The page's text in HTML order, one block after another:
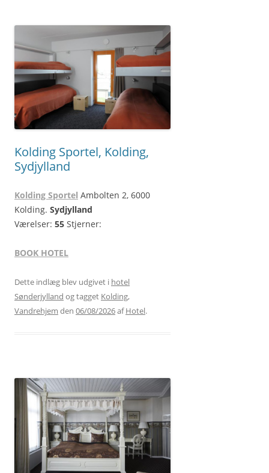
Kolding Sportel, Kolding,
Sydjylland
Kolding Sportel Ambolten 2, 6000
Kolding. Sydjylland
Værelser: 55 Stjerner:
BOOK HOTEL
Dette indlæg blev udgivet i hotel
Sønderjylland og tagget Kolding,
Vandrehjem den 06/08/2026afHotel.